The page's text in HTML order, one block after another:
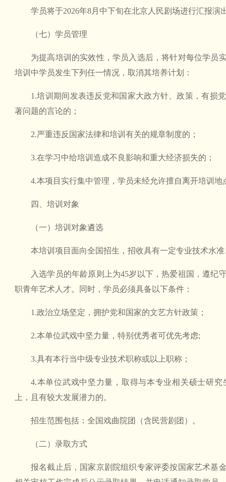
学员将于2026年8月中下旬在北京人民剧场进行汇报演
（七）学员管理
为提高培训的实效性，学员入选后，将针对每位学员
培训中学员发生下列任一情况，取消其培养计划：
1.培训期间发表违反党和国家大政方针、政策，有损
著问题的言论的；
2.严重违反国家法律和培训有关的规章制度的；
3.在学习中给培训造成不良影响和重大经济损失的；
4.本项目实行集中管理，学员未经允许擅自离开培训地
四、培训对象
（一）培训对象遴选
本培训项目面向全国招生，招收具有一定专业技术水
入选学员的年龄原则上为45岁以下，热爱祖国，遵纪
职青年艺术人才。同时，学员必须具备以下条件：
1.政治立场坚定，拥护党和国家的文艺方针政策；
2.本单位武戏中坚力量，特别优秀者可优先考虑;
3.具有本行当中级专业技术职称或以上职称；
4.本单位武戏中坚力量，取得与本专业相关硕士研
上，且有较大发展潜力的。
招生范围包括：全国戏曲院团（含民营剧团）。
（二）录取方式
报名截止后，国家京剧院组织专家评委按国家艺术基